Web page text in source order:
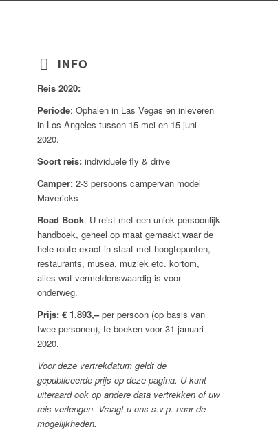
INFO
Reis 2020:
Periode: Ophalen in Las Vegas en inleveren
in Los Angeles tussen 15 mei en 15 juni
2020.
Soort reis: individuele fly & drive
Camper: 2-3 persoons campervan model
Mavericks
Road Book: U reist met een uniek persoonlijk
handboek, geheel op maat gemaakt waar de
hele route exact in staat met hoogtepunten,
restaurants, musea, muziek etc. kortom,
alles wat vermeldenswaardig is voor
onderweg.
Prijs: € 1.893,–per persoon (op basis van
twee personen), te boeken voor 31 januari
2020.
Voor deze vertrekdatum geldt de
gepubliceerde prijs op deze pagina. U kunt
uiteraard ook op andere data vertrekken of uw
reis verlengen. Vraagt u ons s.v.p. naar de
mogelijkheden.